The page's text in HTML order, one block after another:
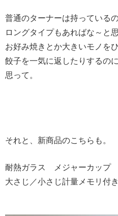
普通のターナーは持っているの
ロングタイプもあればな～と
お好み焼きとか大きいモノを
餃子を一気に返したりするの
思って。
それと、新商品のこちらも。
耐熱ガラス メジャーカップ
大さじ／小さじ計量メモリ付